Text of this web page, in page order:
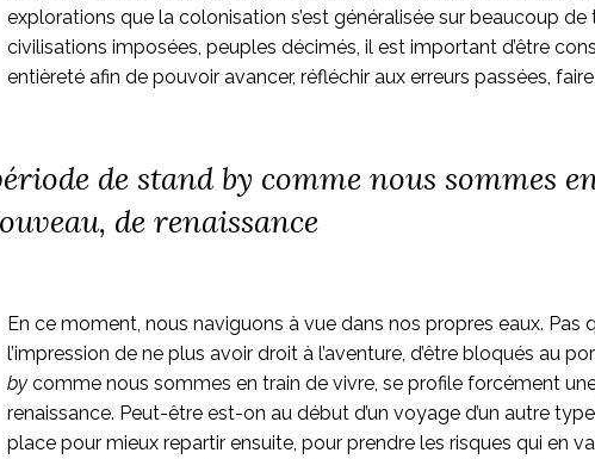
explorations que la colonisation s’est généralisée sur beaucoup
civilisations imposées, peuples décimés, il est important d’être
entièreté afin de pouvoir avancer, réfléchir aux erreurs passées,
de stand by comme nous sommes
de renaissance
En ce moment, nous naviguons à vue dans nos propres eaux. Pas
l’impression de ne plus avoir droit à l’aventure, d’être bloqués au
by comme nous sommes en train de vivre, se profile forcément
renaissance. Peut-être est-on au début d’un voyage d’un autre
place pour mieux repartir ensuite, pour prendre les risques qui en